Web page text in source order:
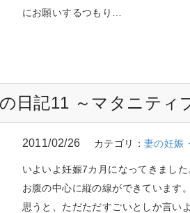
にお願いするつもり…
日記11 ～マタニティ
2011/02/26 カテゴリ： 妻の妊娠
いよいよ妊娠7カ月になってきまし
お腹の中心に縦の線ができています
思うと、ただただすごいとしか言い